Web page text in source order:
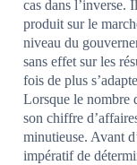
cas dans l’inverse.
produit sur le
niveau du
sans effet sur les
fois de plus
Lorsque le nombre
son chiffre
minutieuse. Avant
impératif de